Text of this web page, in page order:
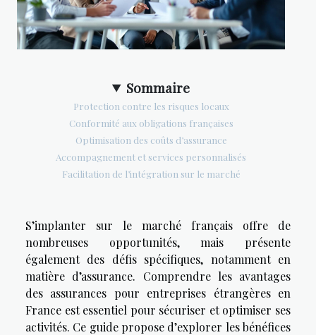
Sommaire
Protection contre les risques locaux
Conformité aux obligations françaises
Optimisation des coûts d’assurance
Accompagnement et services personnalisés
Facilitation de l’intégration sur le marché
S’implanter sur le marché français offre de
nombreuses opportunités, mais présente
également des défis spécifiques, notamment en
matière d’assurance. Comprendre les avantages
des assurances pour entreprises étrangères en
France est essentiel pour sécuriser et optimiser ses
activités. Ce guide propose d’explorer les bénéfices